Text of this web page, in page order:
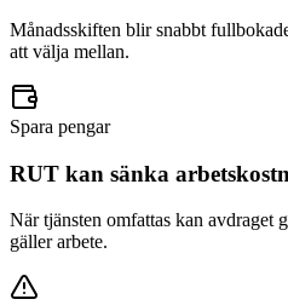
Månadsskiften blir snabbt
att välja mellan.
Spara pengar
RUT kan sänka
När tjänsten omfattas kan avdraget
gäller arbete.